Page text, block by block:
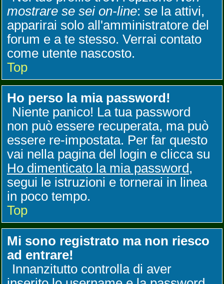
mostrare se sei on-line: se la attivi,
apparirai solo all'amministratore del
forum e a te stesso. Verrai contato
come utente nascosto.
Top
Ho perso la mia password!
Niente panico! La tua password
non può essere recuperata, ma può
essere re-impostata. Per far questo
vai nella pagina del login e clicca su
Ho dimenticato la mia password,
segui le istruzioni e tornerai in linea
in poco tempo.
Top
Mi sono registrato ma non riesco
ad entrare!
Innanzitutto controlla di aver